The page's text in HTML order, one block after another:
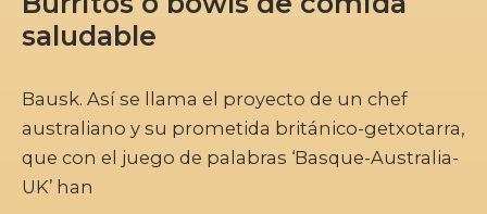
saludable
Bausk. Así se llama el proyecto de un chef
australiano y su prometida británico-getxotarra,
que con el juego de palabras ‘Basque-Australia-
UK’ han